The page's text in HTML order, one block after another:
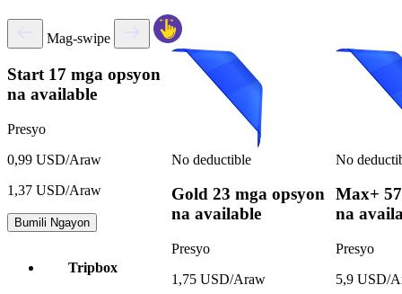
Mag-swipe
Start 17 mga opsyon
na available
Presyo
0,99 USD/Araw
1,37 USD/Araw
Bumili Ngayon
Tripbox
No deductible
Gold 23 mga opsyon
na available
Presyo
1,75 USD/Araw
No
Max+
na
Presyo
5,9 USD/